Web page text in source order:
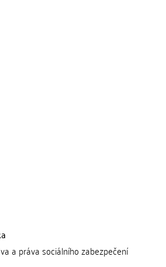
a práva sociálního zabezpečení